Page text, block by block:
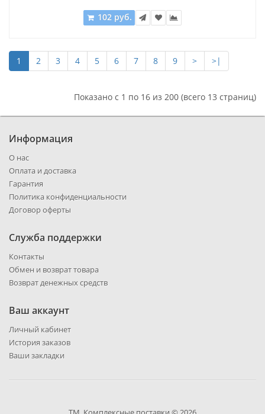
102 руб.
1 2 3 4 5 6 7 8 9 > >|
Показано с 1 по 16 из 200 (всего 13 страниц)
Информация
О нас
Оплата и доставка
Гарантия
Политика конфиденциальности
Договор оферты
Служба поддержки
Контакты
Обмен и возврат товара
Возврат денежных средств
Ваш аккаунт
Личный кабинет
История заказов
Ваши закладки